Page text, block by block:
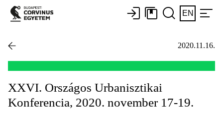
EN
2020.11.16.
XXVI. Országos Urbanisztikai
Konferencia, 2020. november 17-19.